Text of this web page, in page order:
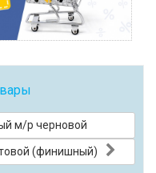
м/р черновой
(финишный)